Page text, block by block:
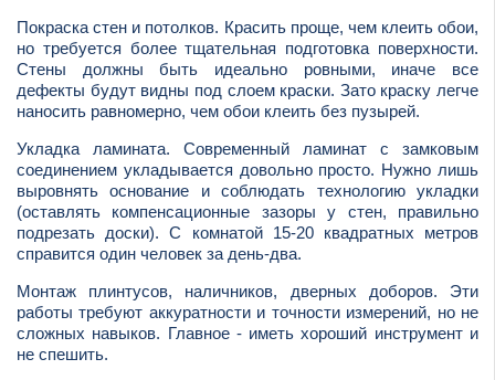
Покраска стен и потолков. Красить проще, чем клеить обои,
но требуется более тщательная подготовка поверхности.
Стены должны быть идеально ровными, иначе все
дефекты будут видны под слоем краски. Зато краску легче
наносить равномерно, чем обои клеить без пузырей.
Укладка ламината. Современный ламинат с замковым
соединением укладывается довольно просто. Нужно лишь
выровнять основание и соблюдать технологию укладки
(оставлять компенсационные зазоры у стен, правильно
подрезать доски). С комнатой 15-20 квадратных метров
справится один человек за день-два.
Монтаж плинтусов, наличников, дверных доборов. Эти
работы требуют аккуратности и точности измерений, но не
сложных навыков. Главное - иметь хороший инструмент и
не спешить.